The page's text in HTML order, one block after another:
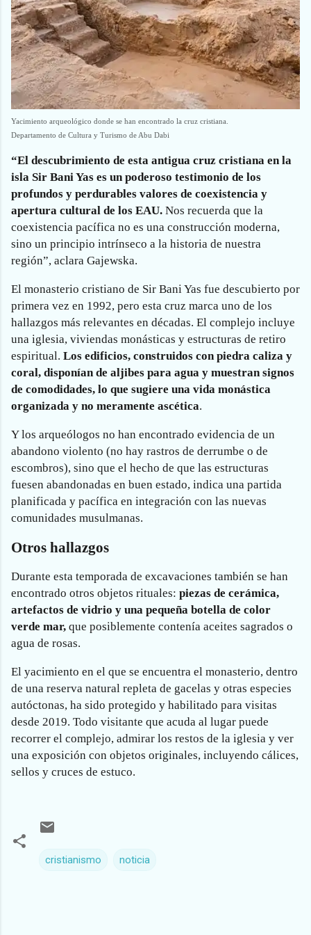
Yacimiento arqueológico donde se han encontrado la cruz cristiana.
Departamento de Cultura y Turismo de Abu Dabi
“El descubrimiento de esta antigua cruz cristiana en la
isla Sir Bani Yas es un poderoso testimonio de los
profundos y perdurables valores de coexistencia y
apertura cultural de los EAU. Nos recuerda que la
coexistencia pacífica no es una construcción moderna,
sino un principio intrínseco a la historia de nuestra
región”, aclara Gajewska.
El monasterio cristiano de Sir Bani Yas fue descubierto por
primera vez en 1992, pero esta cruz marca uno de los
hallazgos más relevantes en décadas. El complejo incluye
una iglesia, viviendas monásticas y estructuras de retiro
espiritual. Los edificios, construidos con piedra caliza y
coral, disponían de aljibes para agua y muestran signos
de comodidades, lo que sugiere una vida monástica
organizada y no meramente ascética.
Y los arqueólogos no han encontrado evidencia de un
abandono violento (no hay rastros de derrumbe o de
escombros), sino que el hecho de que las estructuras
fuesen abandonadas en buen estado, indica una partida
planificada y pacífica en integración con las nuevas
comunidades musulmanas.
Otros hallazgos
Durante esta temporada de excavaciones también se han
encontrado otros objetos rituales: piezas de cerámica,
artefactos de vidrio y una pequeña botella de color
verde mar, que posiblemente contenía aceites sagrados o
agua de rosas.
El yacimiento en el que se encuentra el monasterio, dentro
de una reserva natural repleta de gacelas y otras especies
autóctonas, ha sido protegido y habilitado para visitas
desde 2019. Todo visitante que acuda al lugar puede
recorrer el complejo, admirar los restos de la iglesia y ver
una exposición con objetos originales, incluyendo cálices,
sellos y cruces de estuco.
cristianismo noticia